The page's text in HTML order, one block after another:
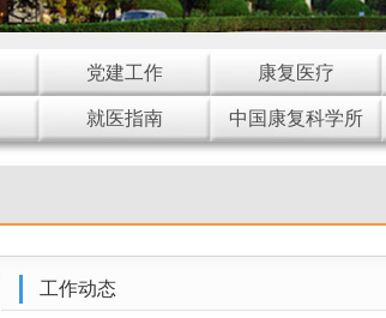
党建工作 康复医疗
就医指南 中国康复科学所
工作动态